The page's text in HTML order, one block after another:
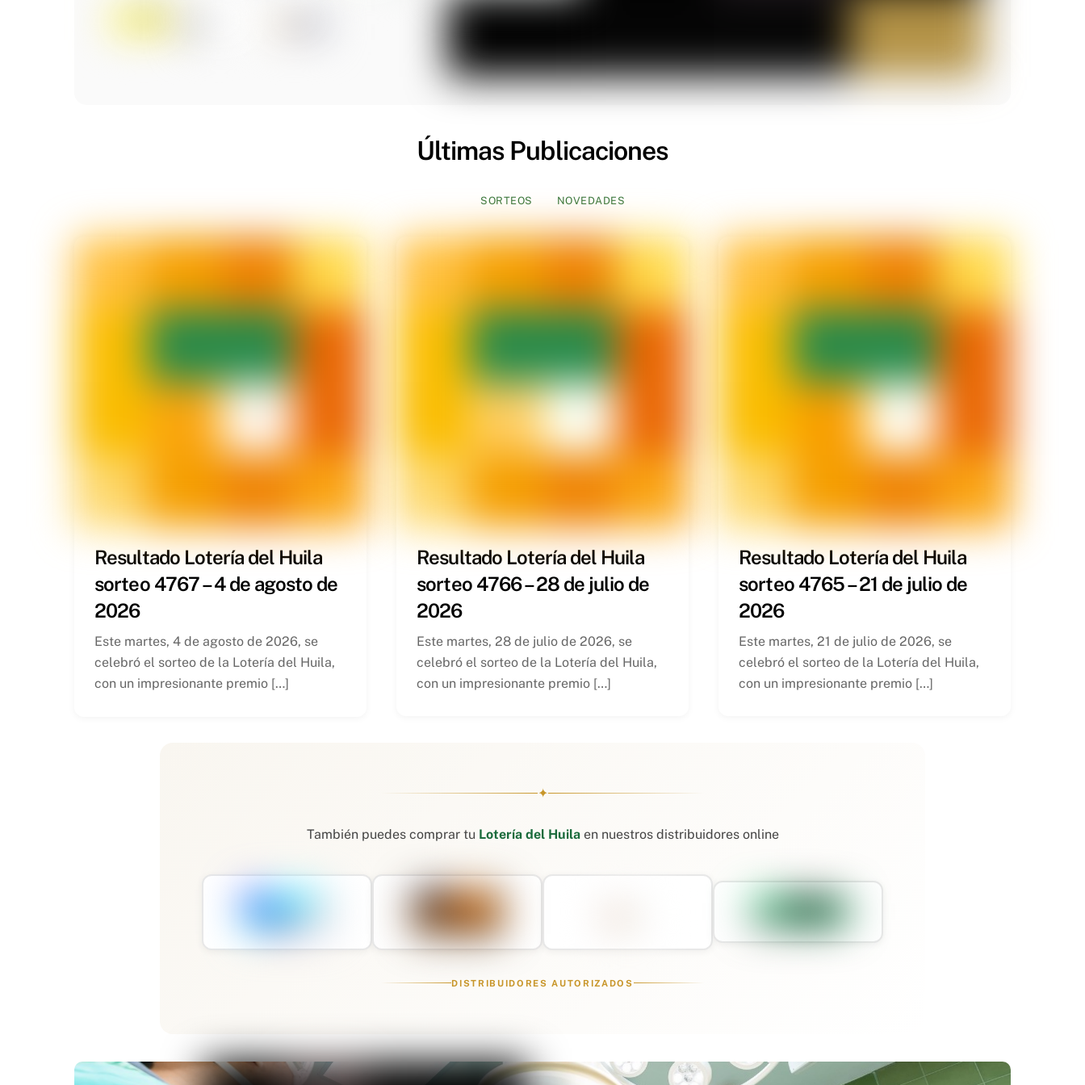
Últimas Publicaciones
SORTEOS NOVEDADES
Resultado Lotería del Huila
sorteo 4767 – 4 de agosto de
2026
Este martes, 4 de agosto de 2026, se
celebró el sorteo de la Lotería del Huila,
con un impresionante premio […]
Resultado Lotería del Huila
sorteo 4766 – 28 de julio de
2026
Este martes, 28 de julio de 2026, se
celebró el sorteo de la Lotería del Huila,
con un impresionante premio […]
Resultado Lotería del Huila
sorteo 4765 – 21 de julio de
2026
Este martes, 21 de julio de 2026, se
celebró el sorteo de la Lotería del Huila,
con un impresionante premio […]
✦
También puedes comprar tu Lotería del Huilaen nuestros distribuidores online
DISTRIBUIDORES AUTORIZADOS